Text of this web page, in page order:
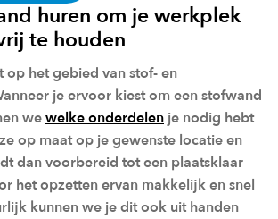
huren om je werkplek
te houden
het gebied van stof- en
je ervoor kiest om een stofwand
wewelke onderdelen je nodig hebt
op maat op je gewenste locatie en
dan voorbereid tot een plaatsklaar
het opzetten ervan makkelijk en snel
kunnen we je dit ook uit handen